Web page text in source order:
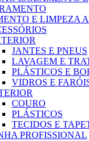
E LIMPEZA
JANTES E PNEUS
LAVAGEM E
PLÁSTICOS E
VIDROS E
COURO
PLÁSTICOS
TECIDOS E
PROFISSIONAL